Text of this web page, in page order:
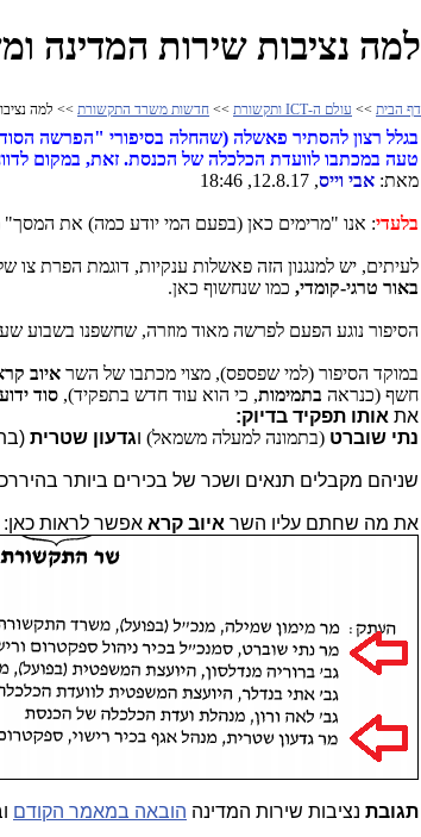
למה נציבות שירות
דף הבית >> עולם ה-ICT ותקשורת >> חדשות משרד התקשורת >> למה
בגלל רצון להסתיר פאשלה (שהחלה בסיפורי "הפרשה
טעה במכתבו לוועדת הכלכלה של הכנסת. זאת, במקום
מאת: אבי וייס, 12.8.17, 18:46
בלעדי: אנו "מרימים כאן (בפעם המי יודע כמה) את המסך"
לעיתים, יש למנגנון הזה פאשלות ענקיות, דוגמת הפרת צו
באור טרגי-קומדי, כמו שנחשוף כאן.
הסיפור נוגע הפעם לפרשה מאוד מוזרה, שחשפנו בשבוע
במוקד הסיפור (למי שפספס), מצוי מכתבו של השר איוב
חשף (כנראה בתמימות, כי הוא עוד חדש בתפקיד), סוד ידוע
את אותו תפקיד בדיוק:
נתי שוברט (בתמונה למעלה משמאל) וגדעון שטרית
שניהם מקבלים תנאים ושכר של בכירים ביותר
את מה שחתם עליו השר איוב קרא אפשר לראות כאן:
תגובת נציבות שירות המדינה הובאה במאמר הקודם